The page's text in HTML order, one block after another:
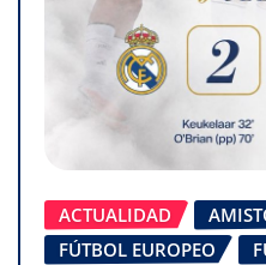
ACTUALIDAD
FÚTBOL EUROPEO